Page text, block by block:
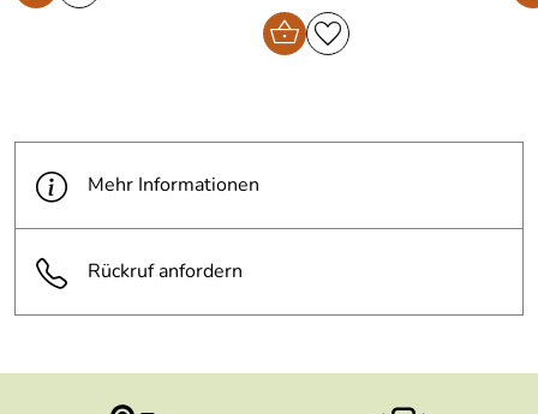
Mehr Informationen
Rückruf anfordern